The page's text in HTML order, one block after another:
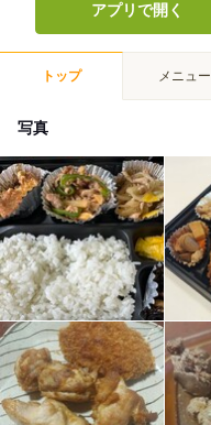
アプリで開く
トップ メニュー
写真